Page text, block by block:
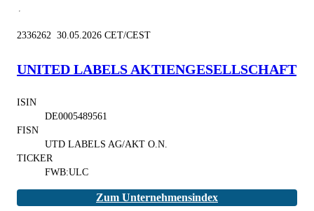
2336262 30.05.2026 CET/CEST
UNITED LABELS AKTIENGESELLSCHAFT
ISIN
DE0005489561
FISN
UTD LABELS AG/AKT O.N.
TICKER
FWB:ULC
Zum Unternehmensindex